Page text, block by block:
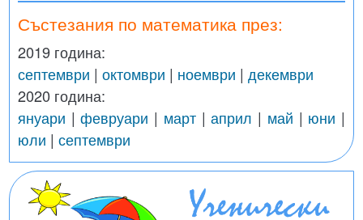
Състезания по математика през:
2019 година:
септември | октомври | ноември | декември
2020 година:
януари |февруари | март|април | май | юни |
юли | септември